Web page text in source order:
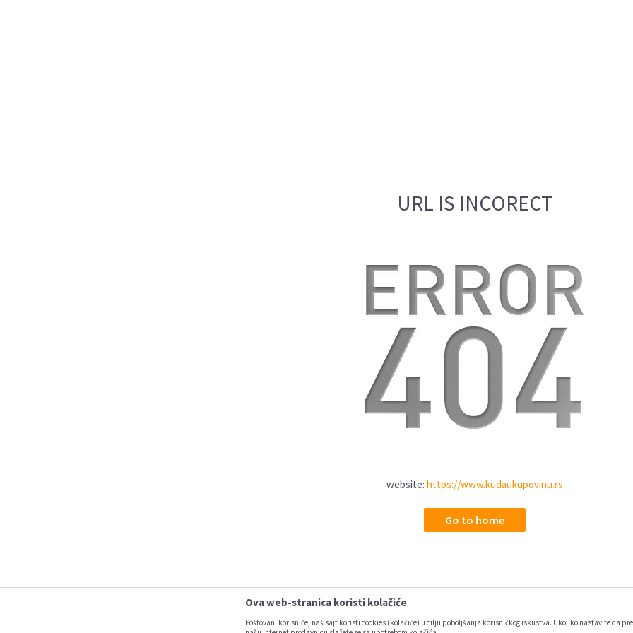
URL IS INCORECT
website: https://www.kudaukupovinu.rs
Go to home
Ova web-stranica koristi kolačiće
Poštovani korisniče, naš sajt koristi cookies (kolačiće) u cilju poboljšanja korisničkog iskustva. Ukoliko nastavite da